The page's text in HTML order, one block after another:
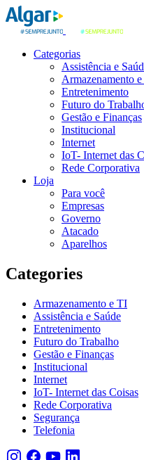
Categorias
Assistência e
Armazenamento
Entretenimento
Futuro do
Gestão e Finanças
Institucional
Internet
IoT- Internet das
Rede Corporativa
Loja
Para você
Empresas
Governo
Atacado
Aparelhos
Categories
Armazenamento e TI
Assistência e Saúde
Entretenimento
Futuro do Trabalho
Gestão e Finanças
Institucional
Internet
IoT- Internet das Coisas
Rede Corporativa
Segurança
Telefonia